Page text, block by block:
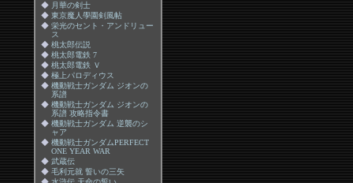
◆ 月華の剣士
◆ 東京魔人學園剣風帖
◆ 栄光のセント・アンドリュー
ス
◆ 桃太郎伝説
◆ 桃太郎電鉄 7
◆ 桃太郎電鉄 Ｖ
◆ 極上パロディウス
◆ 機動戦士ガンダム ジオンの
系譜
◆ 機動戦士ガンダム ジオンの
系譜 攻略指令書
◆ 機動戦士ガンダム 逆襲のシ
ャア
◆ 機動戦士ガンダムPERFECT
ONE YEAR WAR
◆ 武蔵伝
◆ 毛利元就 誓いの三矢